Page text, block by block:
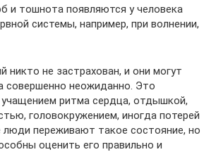
и тошнота появляются у человека
системы, например, при волнении,
никто не застрахован, и они могут
совершенно неожиданно. Это
ритма сердца, отдышкой,
головокружением, иногда потерей
люди переживают такое состояние, но
оценить его правильно и